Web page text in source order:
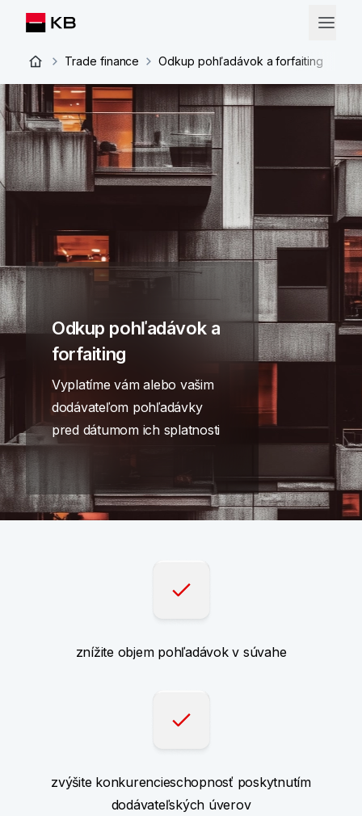
Trade finance Odkup pohľadávok a forfaiting
Odkup pohľadávok a
forfaiting
Vyplatíme vám alebo vašim
dodávateľom pohľadávky
pred dátumom ich splatnosti
znížite objem pohľadávok v súvahe
zvýšite konkurencieschopnosť poskytnutím
dodávateľských úverov